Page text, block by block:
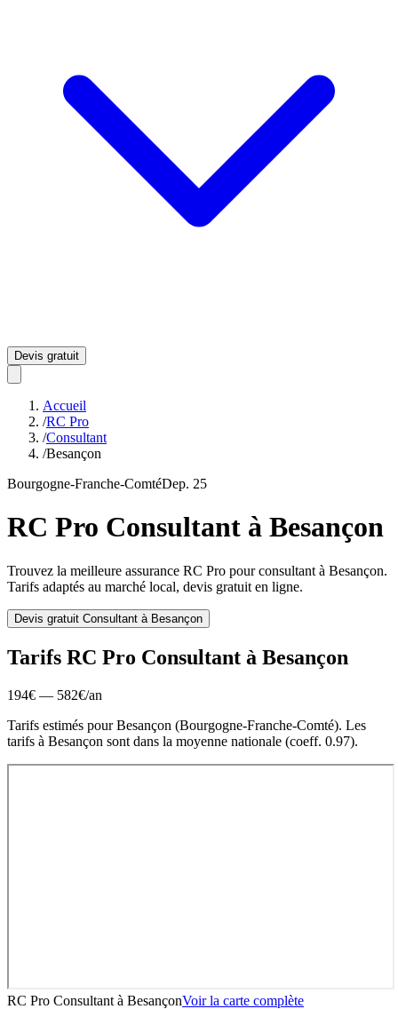
Devis gratuit
Accueil
/RC Pro
/Consultant
/Besançon
Bourgogne-Franche-ComtéDep. 25
RC Pro Consultant à Besançon
Trouvez la meilleure assurance RC Pro pourconsultant à Besançon.
Tarifs adaptés au marché local, devis gratuit en ligne.
Devis gratuit Consultant à Besançon
Tarifs RC Pro Consultant à Besançon
194€ — 582€/an
Tarifs estimés pourBesançon (Bourgogne-Franche-Comté). Les
tarifs à Besançon sont dans la moyenne nationale (coeff. 0.97).
RC Pro Consultant à BesançonVoir la carte complète